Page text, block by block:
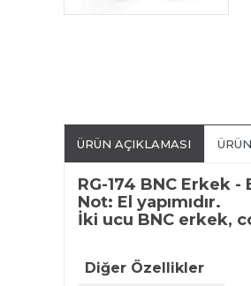
ÜRÜN AÇIKLAMASI
RG-174 BNC Erkek
Not: El yapımıdır.
İki ucu BNC erkek,
Diğer Özellikler